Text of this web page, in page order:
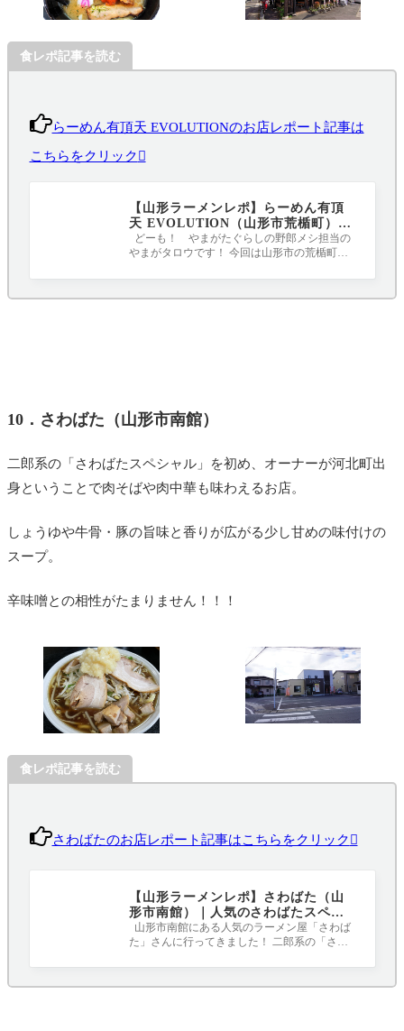
食レポ記事を読む
らーめん有頂天 EVOLUTIONのお店レポート記事は
こちらをクリック
【山形ラーメンレポ】らーめん有頂
天 EVOLUTION（山形市荒楯町）｜
麺、スープ、辛みそ、げそ天の4つの
こだわりが凝縮された一杯
どーも！ やまがたぐらしの野郎メシ担当の
やまがタロウです！ 今回は山形市の荒楯町に
10．さわばた（山形市南館）
二郎系の「さわばたスペシャル」を初め、オーナーが河北町出
身ということで肉そばや肉中華も味わえるお店。
しょうゆや牛骨・豚の旨味と香りが広がる少し甘めの味付けの
スープ。
辛味噌との相性がたまりません！！！
食レポ記事を読む
さわばたのお店レポート記事はこちらをクリック
【山形ラーメンレポ】さわばた（山
形市南館）｜人気のさわばたスペシ
ャルをいただきました
山形市南館にある人気のラーメン屋「さわば
た」さんに行ってきました！ 二郎系の「さわ